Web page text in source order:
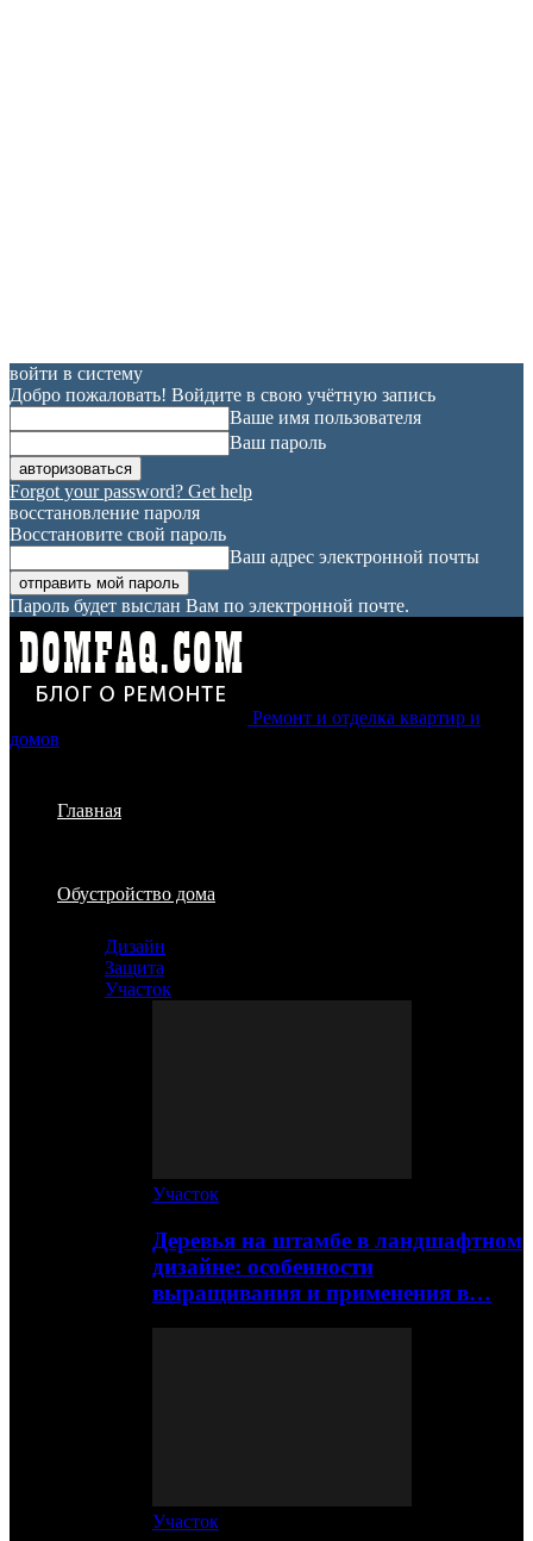
войти в систему
Добро пожаловать! Войдите в свою учётную запись
Ваше имя пользователя
Ваш пароль
Forgot your password? Get help
восстановление пароля
Восстановите свой пароль
Ваш адрес электронной почты
Пароль будет выслан Вам по электронной почте.
Ремонт и отделка квартир и
домов
Главная
Обустройство дома
Дизайн
Защита
Участок
Участок
Деревья на штамбе в ландшафтном
дизайне: особенности
выращивания и применения в…
Участок